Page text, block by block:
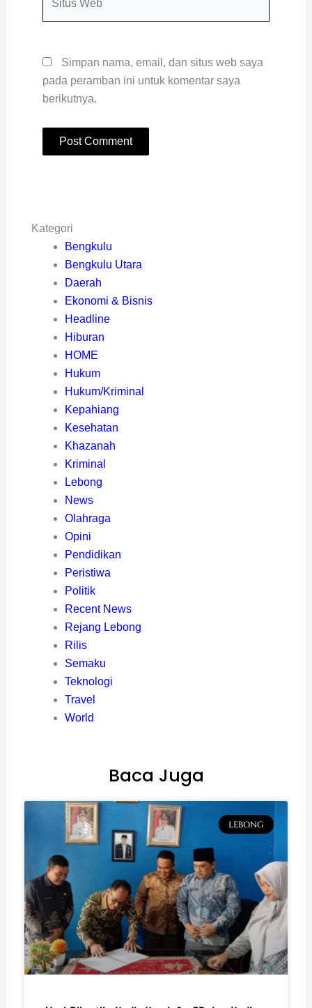
Simpan nama, email, dan situs web saya
pada peramban ini untuk komentar saya
berikutnya.
Kategori
Bengkulu
Bengkulu Utara
Daerah
Ekonomi & Bisnis
Headline
Hiburan
HOME
Hukum
Hukum/Kriminal
Kepahiang
Kesehatan
Khazanah
Kriminal
Lebong
News
Olahraga
Opini
Pendidikan
Peristiwa
Politik
Recent News
Rejang Lebong
Rilis
Semaku
Teknologi
Travel
World
Baca Juga
LEBONG